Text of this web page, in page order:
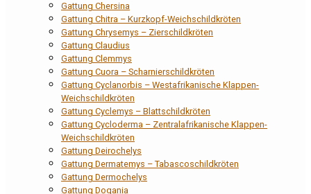
Gattung Chersina
Gattung Chitra – Kurzkopf-Weichschildkröten
Gattung Chrysemys – Zierschildkröten
Gattung Claudius
Gattung Clemmys
Gattung Cuora – Scharnierschildkröten
Gattung Cyclanorbis – Westafrikanische Klappen-
Weichschildkröten
Gattung Cyclemys – Blattschildkröten
Gattung Cycloderma – Zentralafrikanische Klappen-
Weichschildkröten
Gattung Deirochelys
Gattung Dermatemys – Tabascoschildkröten
Gattung Dermochelys
Gattung Dogania